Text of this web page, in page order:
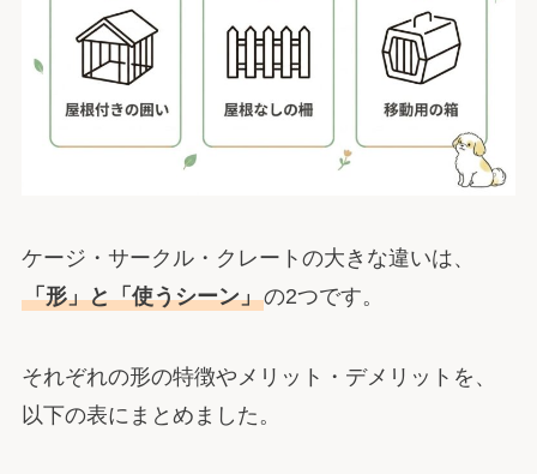
ケージ・サークル・クレートの大きな違いは、
「形」と「使うシーン」の2つです。
それぞれの形の特徴やメリット・デメリットを、
以下の表にまとめました。